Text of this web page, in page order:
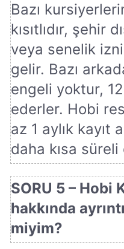
Bazı
kısıtlıdır, şehir
veya senelik
gelir. Bazı
engeli yoktur,
ederler. Hobi
az 1 aylık kayıt
daha kısa
SORU 5 – Hobi
hakkında
miyim?